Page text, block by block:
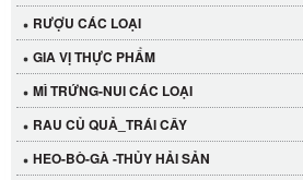
RƯỢU CÁC LOẠI
GIA VỊ THỰC PHẨM
MÌ TRỨNG-NUI CÁC LOẠI
RAU CỦ QUẢ_TRÁI CÂY
HEO-BÒ-GÀ -THỦY HẢI SẢN